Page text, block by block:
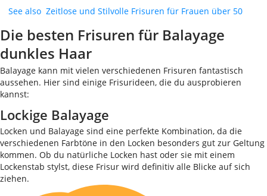
See also Zeitlose und Stilvolle Frisuren für Frauen über 50
Die besten Frisuren für Balayage
dunkles Haar
Balayage kann mit vielen verschiedenen Frisuren fantastisch
aussehen. Hier sind einige Frisurideen, die du ausprobieren
kannst:
Lockige Balayage
Locken und Balayage sind eine perfekte Kombination, da die
verschiedenen Farbtöne in den Locken besonders gut zur Geltung
kommen. Ob du natürliche Locken hast oder sie mit einem
Lockenstab stylst, diese Frisur wird definitiv alle Blicke auf sich
ziehen.